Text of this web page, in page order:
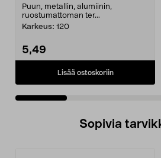
Puun, metallin, alumiinin,
ruostumattoman ter...
Karkeus: 120
5,49
Lisää ostoskoriin
Sopivia